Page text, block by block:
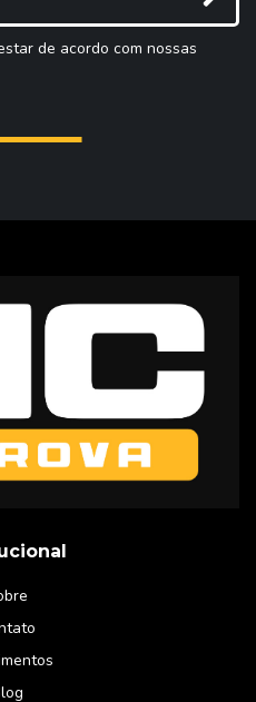
de acordo com nossas